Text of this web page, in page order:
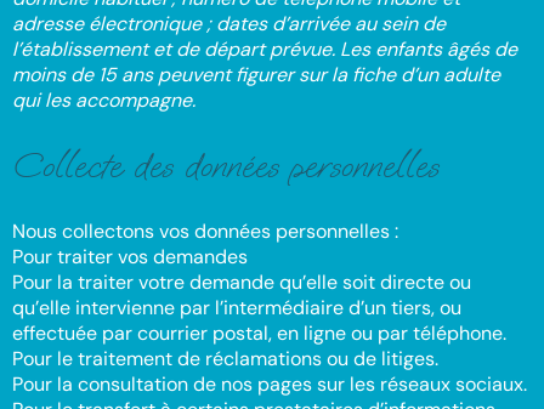
adresse électronique ; dates d’arrivée au sein de
l’établissement et de départ prévue. Les enfants âgés de
moins de 15 ans peuvent figurer sur la fiche d’un adulte
qui les accompagne.
Collecte des données personnelles
Nous collectons vos données personnelles :
Pour traiter vos demandes
Pour la traiter votre demande qu’elle soit directe ou
qu’elle intervienne par l’intermédiaire d’un tiers, ou
effectuée par courrier postal, en ligne ou par téléphone.
Pour le traitement de réclamations ou de litiges.
Pour la consultation de nos pages sur les réseaux sociaux.